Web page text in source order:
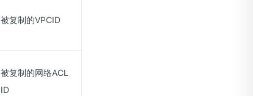
被复制的VPCID
被复制的网络ACL
ID